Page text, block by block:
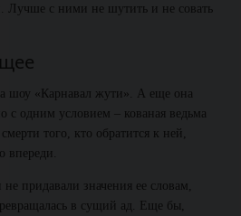
Лучше с ними не шутить и не совать
шоу «Карнавал жути». А еще она
с одним условием – кованая ведьма
того, кто обратится к ней,
впереди.
придавали значения ее словам,
в сущий ад. Еще бы,